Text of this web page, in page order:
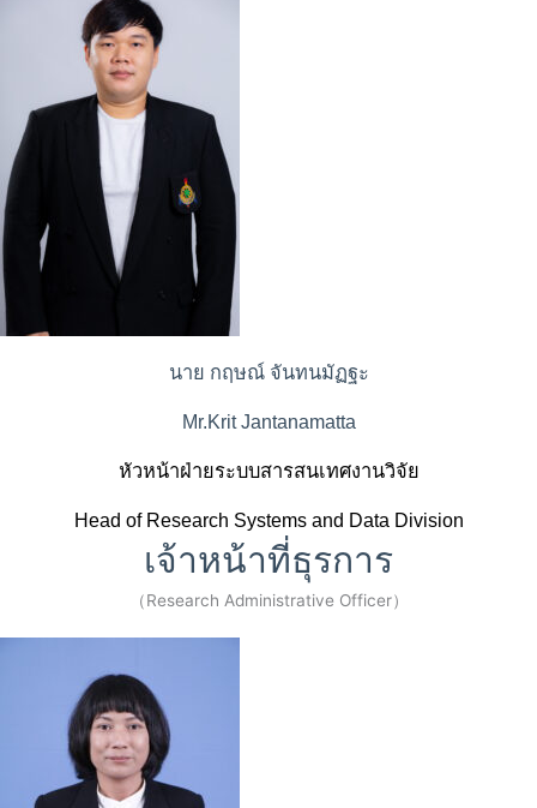
นาย กฤษณ์ จันทนมัฏฐะ
Mr.Krit Jantanamatta
หัวหน้าฝ่ายระบบสารสนเทศงานวิจัย
Head of Research Systems and Data Division
เจ้าหน้าที่ธุรการ
（Research Administrative Officer）